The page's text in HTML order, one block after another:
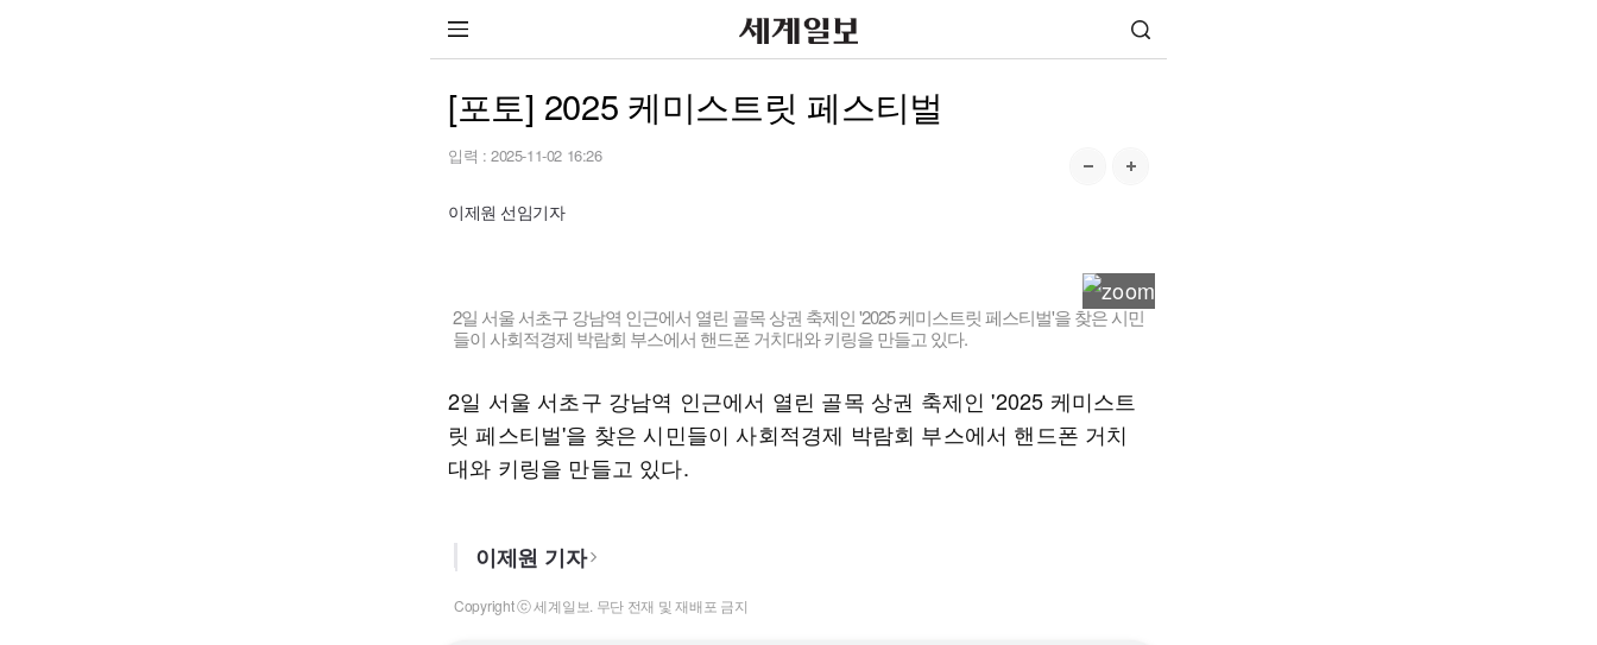
[포토] 2025 케미스트릿 페스티벌
입력 : 2025-11-02 16:26
이제원 선임기자
2일 서울 서초구 강남역 인근에서 열린 골목 상권 축제인 '2025 케미스트릿 페스티벌'을 찾은 시민
들이 사회적경제 박람회 부스에서 핸드폰 거치대와 키링을 만들고 있다.
2일 서울 서초구 강남역 인근에서 열린 골목 상권 축제인 '2025 케미스트
릿 페스티벌'을 찾은 시민들이 사회적경제 박람회 부스에서 핸드폰 거치
대와 키링을 만들고 있다.
이제원 기자
Copyright ⓒ 세계일보. 무단 전재 및 재배포 금지